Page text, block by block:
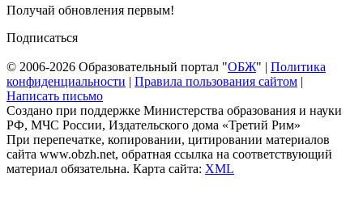
Получай обновления первым!
Подписаться
© 2006-2026 Образовательный портал "ОБЖ" | Политика
конфиденциальности | Правила пользования сайтом |
Написать письмо
Создано при поддержке Министерства образования и науки
РФ, МЧС России, Издательского дома «Третий Рим»
При перепечатке, копировании, цитировании материалов
сайта www.obzh.net, обратная ссылка на соответствующий
материал обязательна. Карта сайта: XML